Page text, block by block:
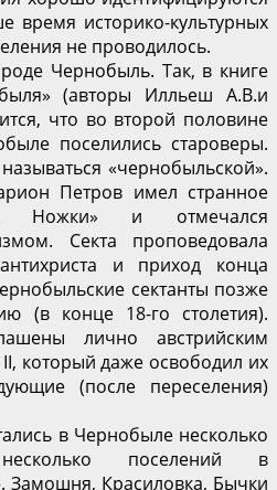
историко-культурных
не проводилось.
Чернобыль. Так, в книге
(авторы Илльеш А.В.и
что во второй половине
поселились староверы.
«чернобыльской».
Петров имел странное
Ножки» и отмечался
Секта проповедовала
и приход конца
сектанты позже
(в конце 18-го столетия).
лично австрийским
который даже освободил их
(после переселения)
в Чернобыле несколько
поселений в
Замошня, Красиловка, Бычки